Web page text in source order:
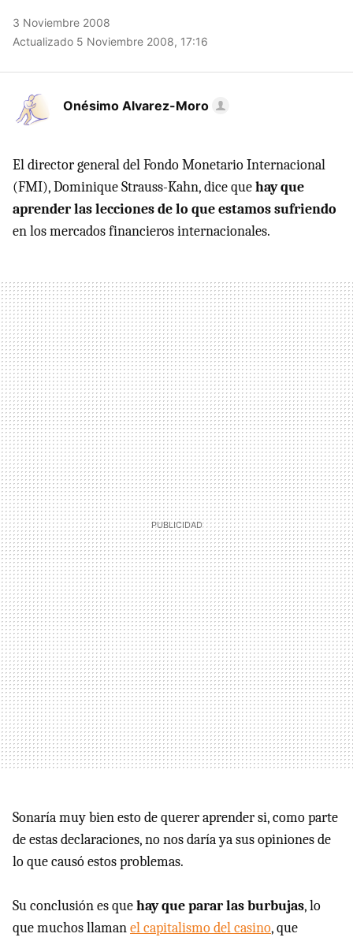
3 Noviembre 2008
Actualizado 5 Noviembre 2008, 17:16
Onésimo Alvarez-Moro
El director general del Fondo Monetario Internacional
(FMI), Dominique Strauss-Kahn, dice quehay que
aprender las lecciones de lo que estamos sufriendo
en los mercados financieros internacionales.
Sonaría muy bien esto de querer aprender si, como parte
de estas declaraciones, no nos daría ya sus opiniones de
lo que causó estos problemas.
Su conclusión es quehay que parar las burbujas, lo
que muchos llamanel capitalismo del casino, que